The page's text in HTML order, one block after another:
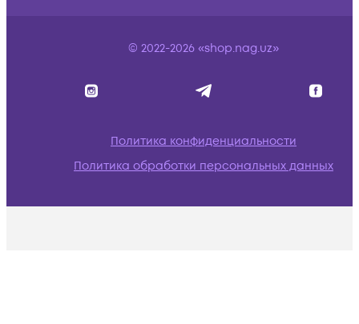
© 2022-2026 «shop.nag.uz»
Политика конфиденциальности
Политика обработки персональных данных